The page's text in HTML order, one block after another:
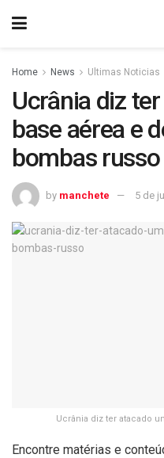
Home News Ultimas Noticias
Ucrânia diz
base aérea e
bombas russo
by manchete 5 de
Ucrânia diz ter atacado
Encontre matérias e